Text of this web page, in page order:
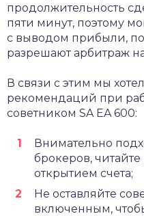
продолжительность
пяти минут, поэтому
с выводом прибыли,
разрешают арбитраж
В связи с этим мы
рекомендаций при
советником SA EA 600:
Внимательно
брокеров,
открытием счета;
Не оставляйте
включенным,